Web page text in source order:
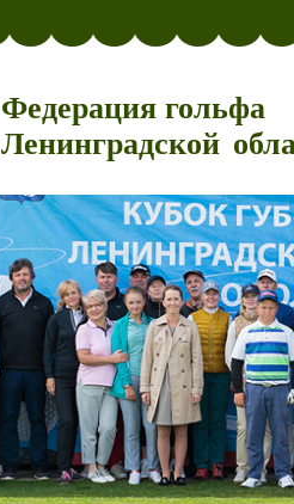
Федерация гольфа
Ленинградской